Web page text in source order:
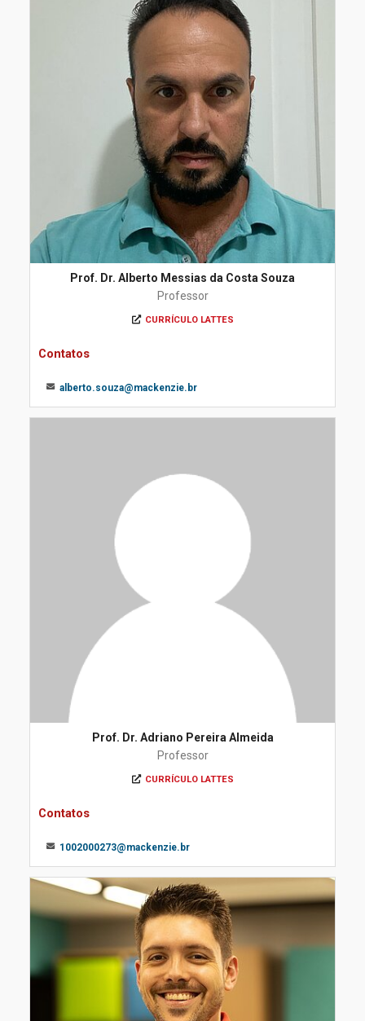
Prof. Dr. Alberto Messias da Costa Souza
Professor
CURRÍCULO LATTES
Contatos
alberto.souza@mackenzie.br
Prof. Dr. Adriano Pereira Almeida
Professor
CURRÍCULO LATTES
Contatos
1002000273@mackenzie.br